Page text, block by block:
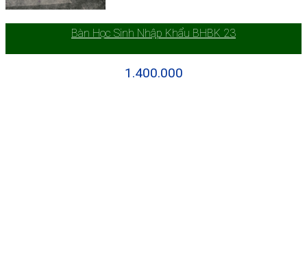
Bàn Học Sinh Nhập Khẩu BHBK 23
1.400.000